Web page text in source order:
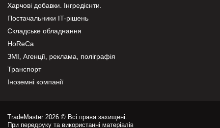
Харчові добавки. Інгредієнти.
Постачальники IT-рішень
Складське обладнання
HoReCa
ЗМІ, Агенції, реклама, поліграфія
Транспорт
Іноземні компанії
TradeMaster 2026 © Всі права захищені.
При передруку та використанні матеріалів